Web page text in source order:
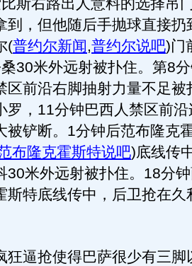
斯右路出人意料的选择吊
到，但他随后手抛球直接扔
(普约尔新闻,普约尔说吧)门
30米外远射被扑住。第8
区前沿右脚抽射力量不足被
罗，11分钟巴西人禁区前
被铲断。1分钟后范布隆克
布隆克霍斯特说吧)底线传
30米外远射被扑住。18分
斯特底线传中，后卫抢在久
逼抢使得巴萨很少有三脚